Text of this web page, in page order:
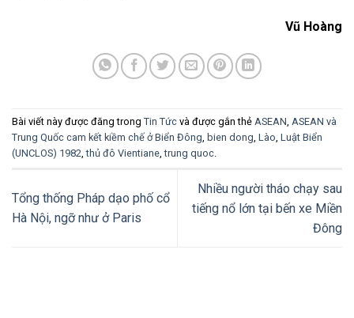
Vũ Hoàng
Bài viết này được đăng trong Tin Tức và được gắn thẻ ASEAN, ASEAN và
Trung Quốc cam kết kiềm chế ở Biển Đông, bien dong, Lào, Luật Biển
(UNCLOS) 1982,thủ đô Vientiane,trung quoc.
Tổng thống Pháp dạo phố cổ
Hà Nội, ngỡ như ở Paris
Nhiều người tháo chạy sau
tiếng nổ lớn tại bến xe Miền
Đông